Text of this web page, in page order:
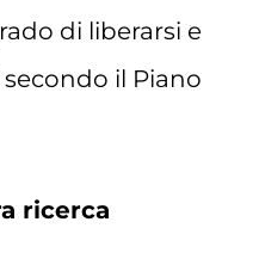
di liberarsi e
il Piano
ricerca